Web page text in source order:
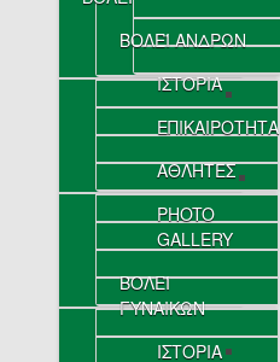
ΒΟΛΕΪ ΑΝΔΡΩΝ
ΙΣΤΟΡΙΑ
ΕΠΙΚΑΙΡΟΤΗΤΑ
ΑΘΛΗΤΕΣ
PHOTO
GALLERY
ΒΟΛΕΪ
ΓΥΝΑΙΚΩΝ
ΙΣΤΟΡΙΑ